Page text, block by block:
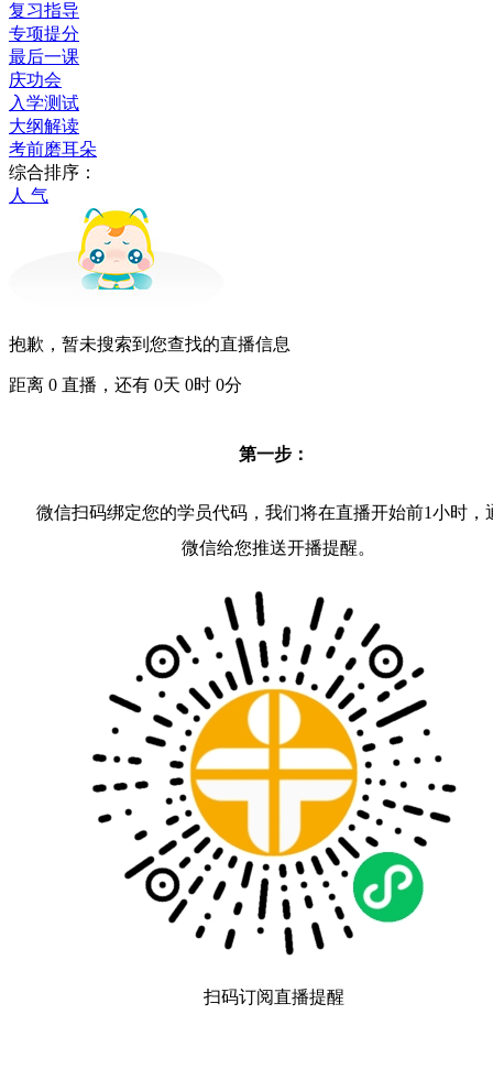
复习指导
专项提分
最后一课
庆功会
入学测试
大纲解读
考前磨耳朵
综合排序：
人 气
抱歉，暂未搜索到您查找的直播信息
距离 0 直播，还有 0天 0时 0分
第一步：
微信扫码绑定您的学员代码，我们将在直播开始前1小时，
微信给您推送开播提醒。
扫码订阅直播提醒